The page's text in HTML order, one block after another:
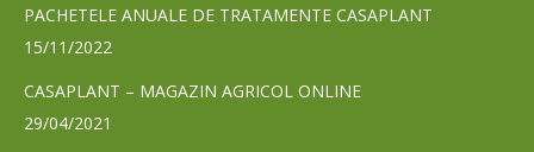
PACHETELE ANUALE DE TRATAMENTE CASAPLANT
15/11/2022
CASAPLANT – MAGAZIN AGRICOL ONLINE
29/04/2021